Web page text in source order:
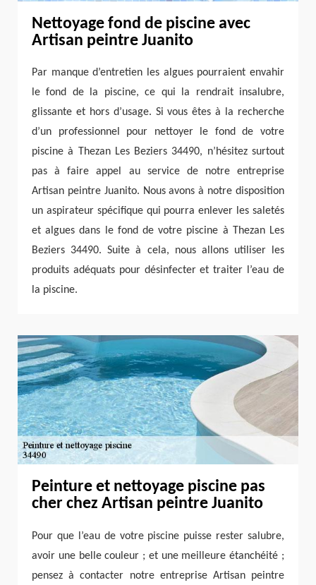
Nettoyage fond de piscine avec
Artisan peintre Juanito
Par manque d’entretien les algues pourraient envahir
le fond de la piscine, ce qui la rendrait insalubre,
glissante et hors d’usage. Si vous êtes à la recherche
d’un professionnel pour nettoyer le fond de votre
piscine à Thezan Les Beziers 34490, n’hésitez surtout
pas à faire appel au service de notre entreprise
Artisan peintre Juanito. Nous avons à notre disposition
un aspirateur spécifique qui pourra enlever les saletés
et algues dans le fond de votre piscine à Thezan Les
Beziers 34490. Suite à cela, nous allons utiliser les
produits adéquats pour désinfecter et traiter l’eau de
la piscine.
Peinture et nettoyage piscine pas
cher chez Artisan peintre Juanito
Pour que l’eau de votre piscine puisse rester salubre,
avoir une belle couleur ; et une meilleure étanchéité ;
pensez à contacter notre entreprise Artisan peintre